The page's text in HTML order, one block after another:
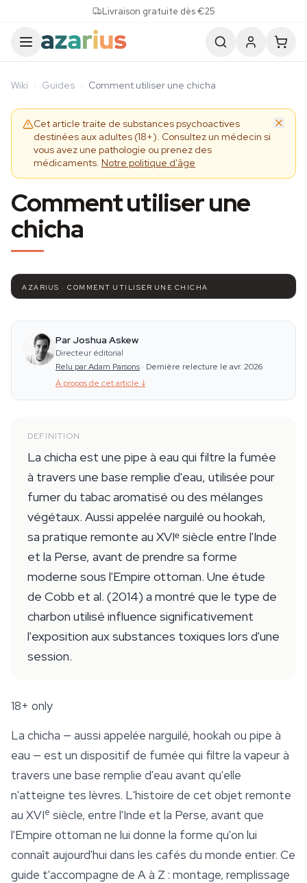
Livraison gratuite dès €25
Wiki · Guides · Comment utiliser une chicha
Cet article traite de substances psychoactives
destinées aux adultes (18+). Consultez un médecin si
vous avez une pathologie ou prenez des
médicaments. Notre politique d'âge
Comment utiliser une
chicha
AZARIUS · COMMENT UTILISER UNE CHICHA
Par Joshua Askew
Directeur éditorial
Relu par Adam Parsons · Dernière relecture le avr. 2026
À propos de cet article ↓
DEFINITION
La chicha est une pipe à eau qui filtre la fumée
à travers une base remplie d'eau, utilisée pour
fumer du tabac aromatisé ou des mélanges
végétaux. Aussi appelée narguilé ou hookah,
sa pratique remonte au XVIᵉ siècle entre l'Inde
et la Perse, avant de prendre sa forme
moderne sous l'Empire ottoman. Une étude
de Cobb et al. (2014) a montré que le type de
charbon utilisé influence significativement
l'exposition aux substances toxiques lors d'une
session.
18+ only
La chicha — aussi appelée narguilé, hookah ou pipe à
eau — est un dispositif de fumée qui filtre la vapeur à
travers une base remplie d'eau avant qu'elle
n'atteigne tes lèvres. L'histoire de cet objet remonte
au XVIe siècle, entre l'Inde et la Perse, avant que
l'Empire ottoman ne lui donne la forme qu'on lui
connaît aujourd'hui dans les cafés du monde entier. Ce
guide t'accompagne de A à Z : montage, remplissage